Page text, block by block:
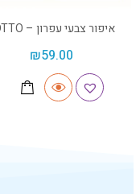
איפור צבעי עפרון – GIOTTO
₪59.00